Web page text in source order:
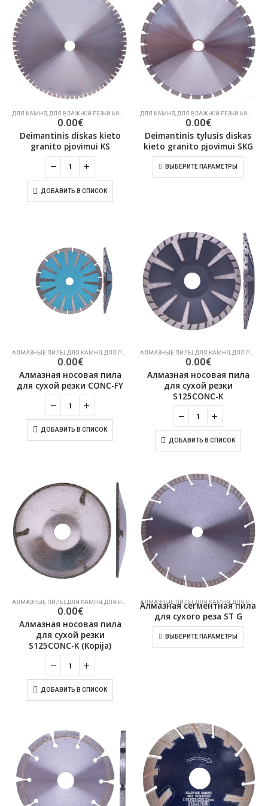
ДЛЯ КАМНЯ,ДЛЯ ВЛАЖНОЙ РЕЗКИ КАМНЯ АЛМАЗНЫЕ ПИЛЫ
0.00€
Deimantinis diskas kieto
granito pjovimui KS
ДОБАВИТЬ В СПИСОК
ДЛЯ КАМНЯ,ДЛЯ ВЛАЖНОЙ РЕЗКИ КАМНЯ
0.00€
Deimantinis tylusis diskas
kieto granito pjovimui SKG
ВЫБЕРИТЕ ПАРАМЕТРЫ
АЛМАЗНЫЕ ПИЛЫ ДЛЯ КАМНЯ ДЛЯ РЕЗКИ СУХОГО КАМНЯ
0.00€
Алмазная носовая пила
для сухой резки CONC-FY
ДОБАВИТЬ В СПИСОК
АЛМАЗНЫЕ ПИЛЫ ДЛЯ КАМНЯ ДЛЯ РЕЗКИ СУХОГО КАМНЯ
0.00€
Алмазная носовая пила
для сухой резки
S125CONC-K
ДОБАВИТЬ В СПИСОК
АЛМАЗНЫЕ ПИЛЫ ДЛЯ КАМНЯ ДЛЯ РЕЗКИ СУХОГО КАМНЯ
0.00€
Алмазная носовая пила
для сухой резки
S125CONC-K (Kopija)
ДОБАВИТЬ В СПИСОК
АЛМАЗНЫЕ ПИЛЫ ДЛЯ КАМНЯ ДЛЯ РЕЗКИ СУХОГО КАМНЯ
Алмазная сегментная пила
для сухого реза ST G
ВЫБЕРИТЕ ПАРАМЕТРЫ